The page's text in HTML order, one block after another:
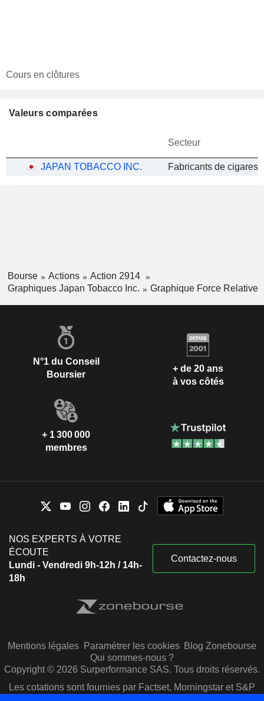
Cours en clôtures
Valeurs comparées
Secteur
JAPAN TOBACCO INC.
Bourse Actions
Action 2914
Graphiques Japan Tobacco Inc.
Graphique Force Relative
N°1 du Conseil
Boursier
+ de 20 ans
à vos côtés
+ 1 300 000
membres
NOS EXPERTS À VOTRE
ÉCOUTE
Lundi - Vendredi 9h-12h / 14h-
18h
Contactez-nous
Mentions légales Paramétrer les cookies Blog Zonebourse
Qui sommes-nous ?
Copyright © 2026 Surperformance SAS. Tous droits réservés.
Les cotations sont fournies par Factset, Morningstar et S&P